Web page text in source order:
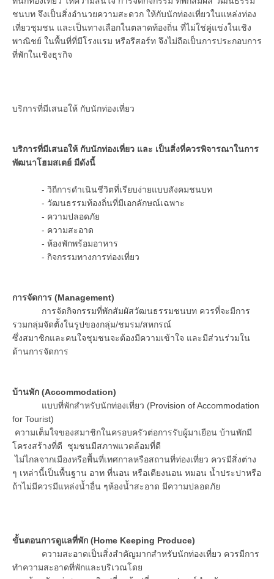
ชนบท จึงเป็นสิ่งอำนวยความสะดวก ให้กับนักท่องเที่ยวในแหล่งท่อง
เที่ยวชุมชน และเป็นทางเลือกในตลาดท้องถิ่น ที่ไม่ใช่คู่แข่งในเชิง
พาณิชย์ ในพื้นที่ที่มีโรงแรม หรือรีสอร์ท จึงไม่ถือเป็นการประกอบการ
ที่พักในเชิงธุรกิจ
บริการที่มีเสนอให้ กับนักท่องเที่ยว
บริการที่มีเสนอให้ กับนักท่องเที่ยว และ เป็นสิ่งที่ควรพิจารณาในการ
พัฒนาโฮมสเตย์ มีดังนี้
- วิถีการดำเนินชีวิตที่เรียบง่ายแบบสังคมชนบท
- วัฒนธรรมท้องถิ่นที่มีเอกลักษณ์เฉพาะ
- ความปลอดภัย
- ความสะอาด
- ห้องพักพร้อมอาหาร
- กิจกรรมทางการท่องเที่ยว
การจัดการ (Management)
การจัดกิจกรรมที่พักสัมผัสวัฒนธรรมชนบท ควรที่จะมีการ
รวมกลุ่มจัดตั้งในรูปของกลุ่ม/ชมรม/สหกรณ์
ซึ่งสมาชิกและคนใจชุมชนจะต้องมีความเข้าใจ และมีส่วนร่วมใน
ด้านการจัดการ
บ้านพัก (Accommodation)
แบบที่พักสำหรับนักท่องเที่ยว (Provision of Accommodation
for Tourist)
ความเต็มใจของสมาชิกในครอบครัวต่อการรับผู้มาเยือน บ้านพักมี
โครงสร้างที่ดี ชุมชนมีสภาพแวดล้อมที่ดี
ไม่ไกลจากเมืองหรือพื้นที่เทศกาลหรือสถานที่ท่องเที่ยว ควรมีสิ่งต่าง
ๆ เหล่านี้เป็นพื้นฐาน อาท ที่นอน หรือเตียงนอน หมอน น้ำประปาหรือ
ถ้าไม่มีควรมีแหล่งน้ำอื่น ๆห้องน้ำสะอาด มีความปลอดภัย
ขั้นตอนการดูแลที่พัก (Home Keeping Produce)
ความสะอาดเป็นสิ่งสำคัญมากสำหรับนักท่องเที่ยว ควรมีการ
ทำความสะอาดที่พักและบริเวณโดย